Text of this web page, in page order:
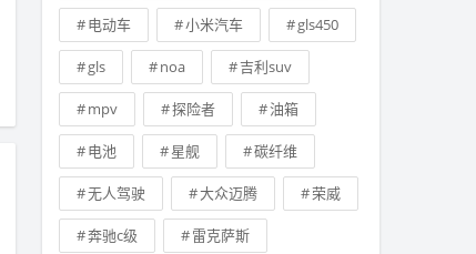
电动车 小米汽车 gls450
gls noa 吉利suv
mpv 探险者 油箱
电池 星舰 碳纤维
无人驾驶 大众迈腾 荣威
奔驰c级 雷克萨斯